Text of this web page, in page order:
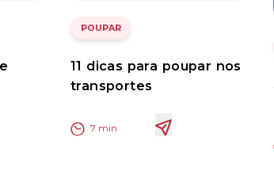
POUPAR
11 dicas para poupar nos
transportes
7 min